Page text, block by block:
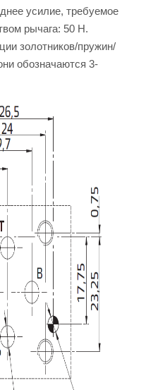
усилие, требуемое
рычага: 50 Н.
золотников/пружин/
обозначаются 3-